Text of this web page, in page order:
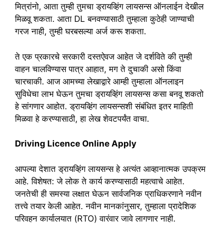
मित्रांनो, आता तुम्ही तुमचा ड्रायव्हिंग लायसन्स ऑनलाईन देखील
मिळवू शकता. आता DL बनवण्यासाठी तुम्हाला कुठेही जाण्याची
गरज नाही, तुम्ही घरबसल्या अर्ज करू शकता.
ते एक प्रकारचे सरकारी दस्तऐवज आहेत जे दर्शविते की तुम्ही
वाहन चालविण्यास पात्र आहात, मग ते दुचाकी असो किंवा
चारचाकी. आज आमच्या लेखाद्वारे आम्ही तुम्हाला ऑनलाइन
सुविधेचा लाभ घेऊन तुमचा ड्रायव्हिंग लायसन्स कसा बनवू शकतो
हे सांगणार आहोत. ड्रायव्हिंग लायसन्सशी संबंधित इतर माहिती
मिळवा हे करण्यासाठी, हा लेख शेवटपर्यंत वाचा.
Driving Licence Online Apply
आपल्या देशात ड्रायव्हिंग लायसन्स हे अत्यंत आव्हानात्मक उपक्रम
आहे. विशेषत: जे लोक ते कार्य करण्यासाठी महत्वाचे आहेत.
जनतेची ही समस्या लक्षात घेऊन सार्वजनिक प्राधिकरणाने नवीन
तत्त्वे तयार केली आहेत. नवीन मानकांनुसार, तुम्हाला प्रादेशिक
परिवहन कार्यालयात (RTO) वारंवार जावे लागणार नाही.